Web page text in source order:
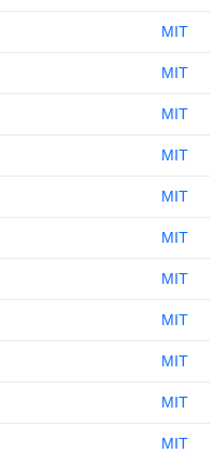
MIT
MIT
MIT
MIT
MIT
MIT
MIT
MIT
MIT
MIT
MIT